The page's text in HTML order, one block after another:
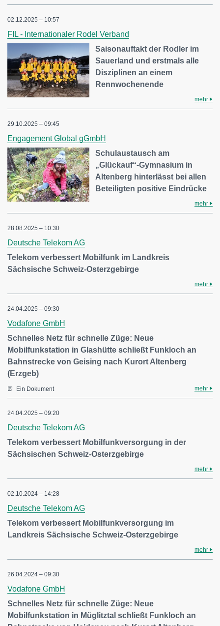
02.12.2025 – 10:57
FIL - Internationaler Rodel Verband
Saisonauftakt der Rodler im
Sauerland und erstmals alle
Disziplinen an einem
Rennwochenende
mehr
29.10.2025 – 09:45
Engagement Global gGmbH
Schulaustausch am
„Glückauf“-Gymnasium in
Altenberg hinterlässt bei allen
Beteiligten positive Eindrücke
mehr
28.08.2025 – 10:30
Deutsche Telekom AG
Telekom verbessert Mobilfunk im Landkreis
Sächsische Schweiz-Osterzgebirge
mehr
24.04.2025 – 09:30
Vodafone GmbH
Schnelles Netz für schnelle Züge: Neue
Mobilfunkstation in Glashütte schließt Funkloch an
Bahnstrecke von Geising nach Kurort Altenberg
(Erzgeb)
Ein Dokument mehr
24.04.2025 – 09:20
Deutsche Telekom AG
Telekom verbessert Mobilfunkversorgung in der
Sächsischen Schweiz-Osterzgebirge
mehr
02.10.2024 – 14:28
Deutsche Telekom AG
Telekom verbessert Mobilfunkversorgung im
Landkreis Sächsische Schweiz-Osterzgebirge
mehr
26.04.2024 – 09:30
Vodafone GmbH
Schnelles Netz für schnelle Züge: Neue
Mobilfunkstation in Müglitztal schließt Funkloch an